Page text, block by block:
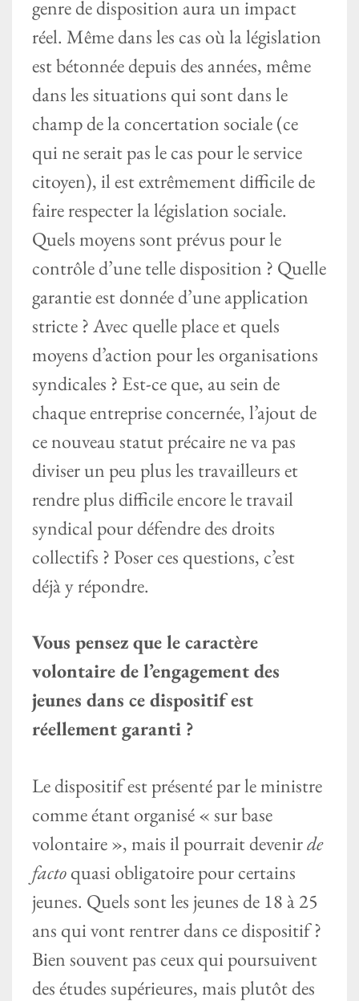
genre de disposition aura un impact
réel. Même dans les cas où la législation
est bétonnée depuis des années, même
dans les situations qui sont dans le
champ de la concertation sociale (ce
qui ne serait pas le cas pour le service
citoyen), il est extrêmement difficile de
faire respecter la législation sociale.
Quels moyens sont prévus pour le
contrôle d’une telle disposition ? Quelle
garantie est donnée d’une application
stricte ? Avec quelle place et quels
moyens d’action pour les organisations
syndicales ? Est-ce que, au sein de
chaque entreprise concernée, l’ajout de
ce nouveau statut précaire ne va pas
diviser un peu plus les travailleurs et
rendre plus difficile encore le travail
syndical pour défendre des droits
collectifs ? Poser ces questions, c’est
déjà y répondre.
Vous pensez que le caractère
volontaire de l’engagement des
jeunes dans ce dispositif est
réellement garanti ?
Le dispositif est présenté par le ministre
comme étant organisé « sur base
volontaire », mais il pourrait devenirde
factoquasi obligatoire pour certains
jeunes. Quels sont les jeunes de 18 à 25
ans qui vont rentrer dans ce dispositif ?
Bien souvent pas ceux qui poursuivent
des études supérieures, mais plutôt des